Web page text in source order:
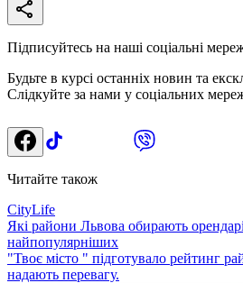
Підписуйтесь на наші соціальні
Будьте в курсі останніх новин та
Слідкуйте за нами у соціальних
Читайте також
CityLife
Які райони Львова обирають
найпопулярніших
"Твоє місто " підготувало рейтинг
надають перевагу.